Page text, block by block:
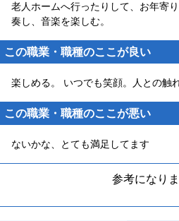
老人ホームへ行ったりして、お年寄
奏し、音楽を楽しむ。
この職業・職種のここが良い
楽しめる。 いつでも笑顔。人との触
この職業・職種のここが悪い
ないかな、とても満足してます
参考になり